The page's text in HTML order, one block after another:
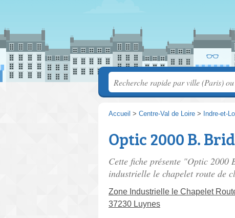
Accueil > Centre-Val de Loire > Indre-et-
Optic 2000 B.
Cette fiche présente "Optic
industrielle le chapelet route de
Zone Industrielle le Chapelet
37230 Luynes